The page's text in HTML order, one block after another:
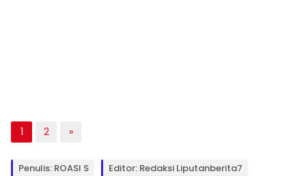
1 2 »
Penulis: ROASI S Editor: Redaksi Liputanberita7